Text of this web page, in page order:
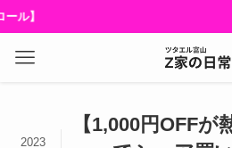
【1,000円OFF
2023